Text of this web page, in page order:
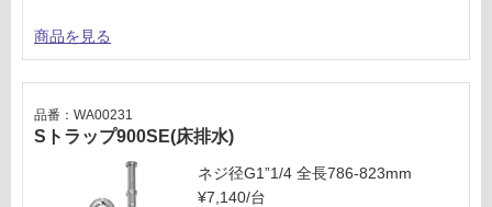
商品を見る
Sトラップ900SE(床排水)
品番：WA00231
ネジ径G1”1/4 全長786-823mm
¥7,140/台